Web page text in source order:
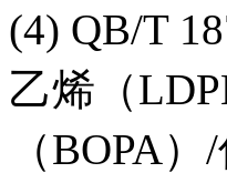
(4) QB/T
乙烯（
（BOPA